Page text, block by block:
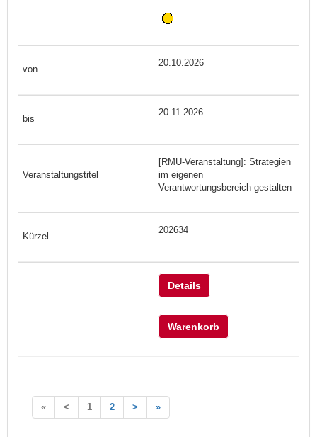
20.10.2026
20.11.2026
[RMU-Veranstaltung]: Strategien
im eigenen
Verantwortungsbereich gestalten
202634
Details
Warenkorb
« < 1 2 > »